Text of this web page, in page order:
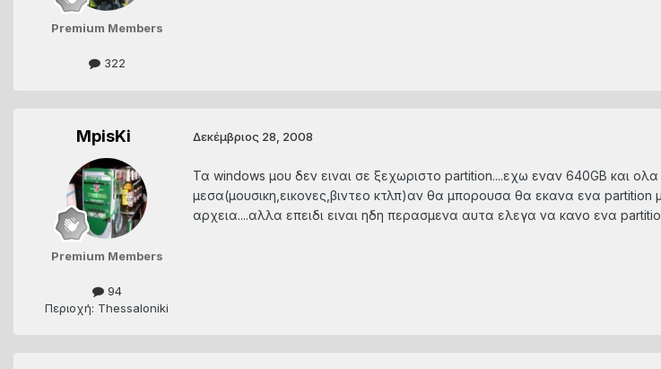
Premium Members
322
MpisKi
Premium Members
94
Περιοχή: Thessaloniki
Δεκέμβριος 28, 2008
Τα windows μου δεν ειναι σε ξεχωριστο partition....εχω εναν 640GB και
μεσα(μουσικη,εικονες,βιντεο κτλπ)αν θα μπορουσα θα εκανα ενα
αρχεια....αλλα επειδι ειναι ηδη περασμενα αυτα ελεγα να κανο ενα